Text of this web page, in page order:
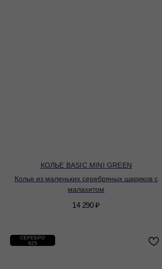
КОЛЬЕ BASIC MINI GREEN
Колье из маленьких серебряных шариков с
малахитом
14 290 ₽
СЕРЕБРО
925